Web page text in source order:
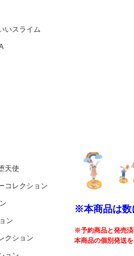
※本商品は数
※予約商品と発売済
本商品の個別発送
いスライム
天使
コレクション
ン
クション